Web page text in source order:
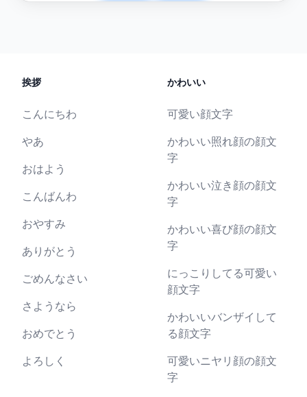
挨拶
こんにちわ
やあ
おはよう
こんばんわ
おやすみ
ありがとう
ごめんなさい
さようなら
おめでとう
よろしく
かわいい
可愛い顔文字
かわいい照れ顔の顔文
字
かわいい泣き顔の顔文
字
かわいい喜び顔の顔文
字
にっこりしてる可愛い
顔文字
かわいいバンザイして
る顔文字
可愛いニヤリ顔の顔文
字